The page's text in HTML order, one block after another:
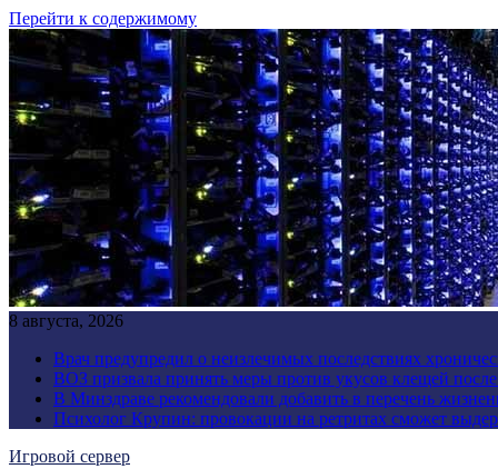
Перейти к содержимому
8 августа, 2026
Врач предупредил о неизлечимых последствиях
ВОЗ призвала принять меры против укусов клещей
В Минздраве рекомендовали добавить в перечень
Психолог Крупин: провокации на ретритах сможет
Игровой сервер